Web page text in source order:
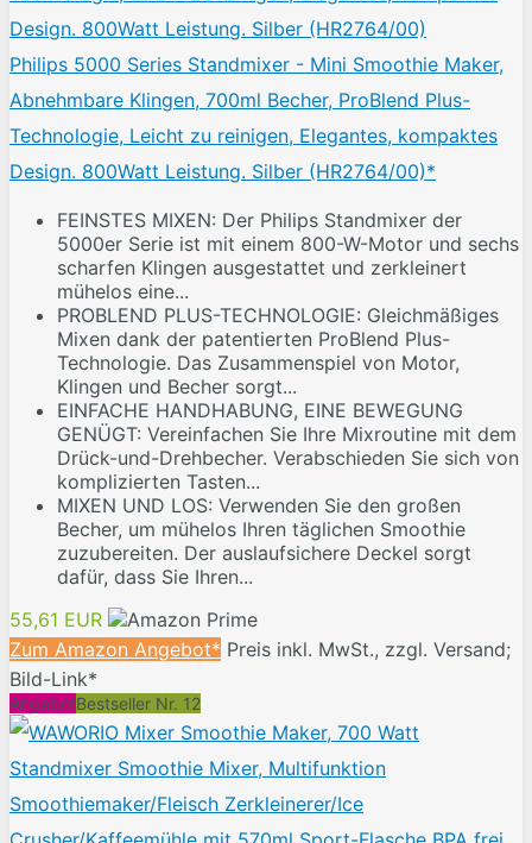
Philips 5000 Series Standmixer - Mini Smoothie Maker,
Abnehmbare Klingen, 700ml Becher, ProBlend Plus-
Technologie, Leicht zu reinigen, Elegantes, kompaktes
Design. 800Watt Leistung. Silber (HR2764/00)*
FEINSTES MIXEN: Der Philips Standmixer der
5000er Serie ist mit einem 800-W-Motor und sechs
scharfen Klingen ausgestattet und zerkleinert
mühelos eine...
PROBLEND PLUS-TECHNOLOGIE: Gleichmäßiges
Mixen dank der patentierten ProBlend Plus-
Technologie. Das Zusammenspiel von Motor,
Klingen und Becher sorgt...
EINFACHE HANDHABUNG, EINE BEWEGUNG
GENÜGT: Vereinfachen Sie Ihre Mixroutine mit dem
Drück-und-Drehbecher. Verabschieden Sie sich von
komplizierten Tasten...
MIXEN UND LOS: Verwenden Sie den großen
Becher, um mühelos Ihren täglichen Smoothie
zuzubereiten. Der auslaufsichere Deckel sorgt
dafür, dass Sie Ihren...
55,61 EUR
Zum Amazon Angebot* Preis inkl. MwSt., zzgl. Versand;
Bild-Link*
AngebotBestseller Nr. 12